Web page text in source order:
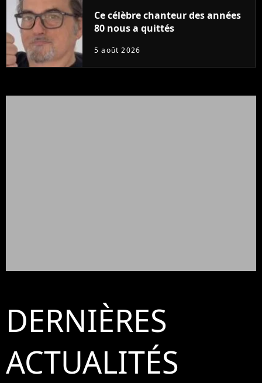
Ce célèbre chanteur des années
80 nous a quittés
5 août 2026
DERNIÈRES
ACTUALITÉS